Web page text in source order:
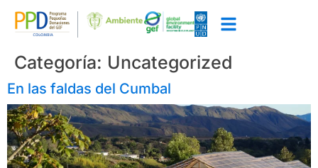
Categoría: Uncategorized
En las faldas del Cumbal